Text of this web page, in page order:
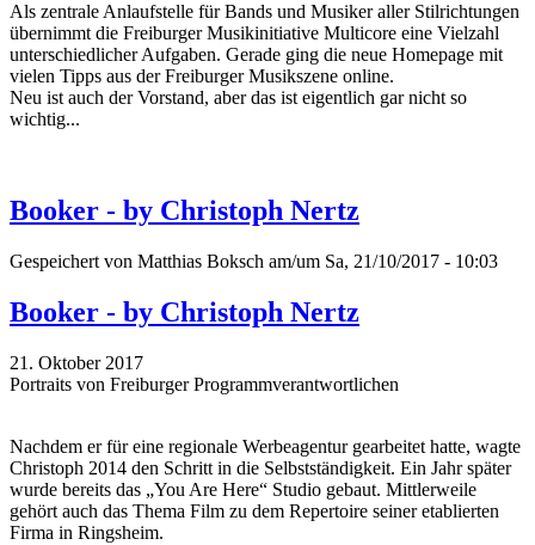
Als zentrale Anlaufstelle für Bands und Musiker aller Stilrichtungen
übernimmt die Freiburger Musikinitiative Multicore eine Vielzahl
unterschiedlicher Aufgaben. Gerade ging die neue Homepage mit
vielen Tipps aus der Freiburger Musikszene online.
Neu ist auch der Vorstand, aber das ist eigentlich gar nicht so
wichtig...
Booker - by Christoph Nertz
Gespeichert von Matthias Boksch am/um Sa, 21/10/2017 - 10:03
Booker - by Christoph Nertz
21. Oktober 2017
Portraits von Freiburger Programmverantwortlichen
Nachdem er für eine regionale Werbeagentur gearbeitet hatte, wagte
Christoph 2014 den Schritt in die Selbstständigkeit. Ein Jahr später
wurde bereits das „You Are Here“ Studio gebaut. Mittlerweile
gehört auch das Thema Film zu dem Repertoire seiner etablierten
Firma in Ringsheim.